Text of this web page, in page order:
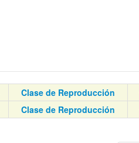
Clase de Reproducción
Clase de Reproducción